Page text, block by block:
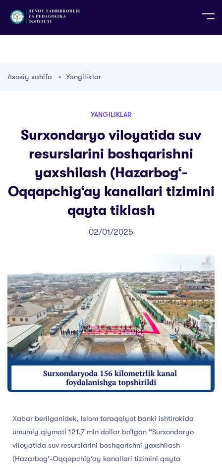
TG TR
Asosiy sahifa Yangiliklar
YANGILIKLAR
Surxondaryo viloyatida suv
resurslarini boshqarishni
yaxshilash (Hazarbog‘-
Oqqapchig‘ay kanallari tizimini
qayta tiklash
02/01/2025
Xabar berilganidek, Islom taraqqiyot banki ishtirokida
umumiy qiymati 121,7 mln dollar bo‘lgan “Surxondaryo
viloyatida suv resurslarini boshqarishni yaxshilash
(Hazarbog‘-Oqqapchig‘ay kanallari tizimini qayta